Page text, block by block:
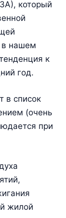
который
в нашем
к
год.
в список
(очень
при
жилой